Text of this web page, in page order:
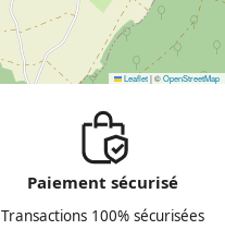
Leaflet|©OpenStreetMap
Paiement sécurisé
Transactions 100% sécurisées